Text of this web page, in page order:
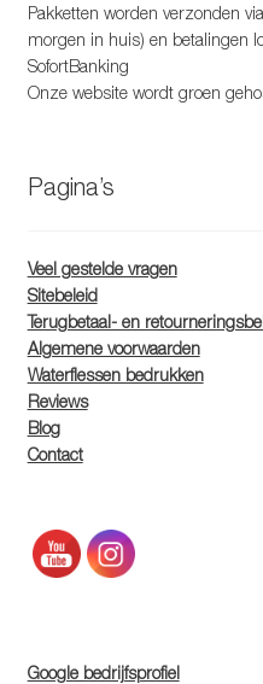
Pakketten worden verzonden
morgen in huis) en betalingen
SofortBanking
Onze website wordt groen
Pagina’s
Veel gestelde vragen
Sitebeleid
Terugbetaal- en
Algemene voorwaarden
Waterflessen bedrukken
Reviews
Blog
Contact
Google bedrijfsprofiel